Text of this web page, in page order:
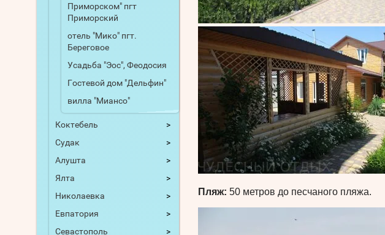
Приморском" пгт
Приморский
отель "Мико" пгт.
Береговое
Усадьба "Эос", Феодосия
Гостевой дом "Дельфин"
вилла "Миансо"
Коктебель
Судак
Алушта
Ялта
Николаевка
Евпатория
Севастополь
Пляж: 50 метров до песчаного пляжа.